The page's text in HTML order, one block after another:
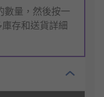
量，然後按一
存和送貨詳細